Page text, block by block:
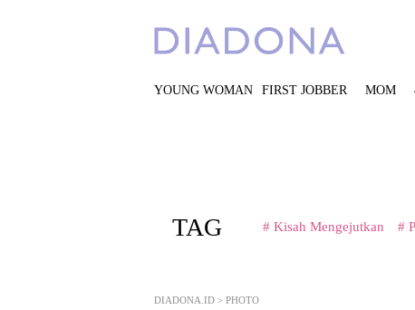
YOUNG WOMAN FIRST JOBBER MOM
TAG # Kisah Mengejutkan #
DIADONA.ID > PHOTO